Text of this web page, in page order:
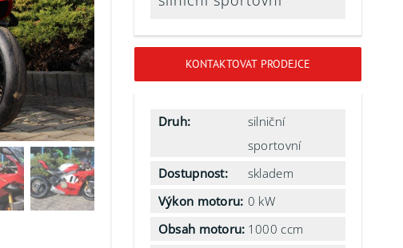
KONTAKTOVAT PRODEJCE
Druh:
silniční
sportovní
Dostupnost:
skladem
Výkon motoru: 0 kW
Obsah motoru: 1000 ccm